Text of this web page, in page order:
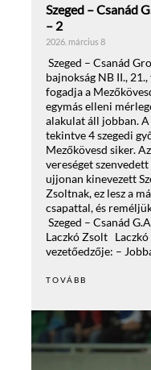
Szeged – Csanád
– 2
2026. március 8
Szeged – Csanád
bajnokság NB II.,
fogadja a
egymás elleni
alakulat áll jobban.
tekintve 4 szegedi
Mezőkövesd siker.
vereséget
ujjonan kinevezett
Zsoltnak, ez lesz a
csapattal, és
Szeged – Csanád
Laczkó Zsolt Laczkó
vezetőedzője: –
TOVÁBB